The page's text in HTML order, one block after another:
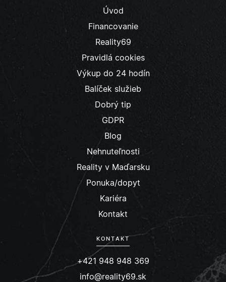
Úvod
Financovanie
Reality69
Pravidlá cookies
Výkup do 24 hodín
Balíček služieb
Dobrý tip
GDPR
Blog
Nehnuteľnosti
Reality v Maďarsku
Ponuka/dopyt
Kariéra
Kontakt
KONTAKT
+421 948 948 369
info@reality69.sk